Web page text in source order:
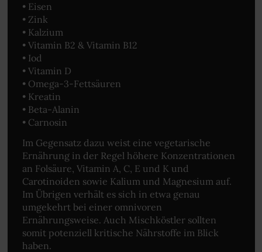
• Eisen
• Zink
• Kalzium
• Vitamin B2 & Vitamin B12
• Iod
• Vitamin D
• Omega-3-Fettsäuren
• Kreatin
• Beta-Alanin
• Carnosin
Im Gegensatz dazu weist eine vegetarische
Ernährung in der Regel höhere Konzentrationen
an Folsäure, Vitamin A, C, E und K und
Carotinoiden sowie Kalium und Magnesium auf.
Im Übrigen verhält es sich in etwa genau
umgekehrt bei einer omnivoren
Ernährungsweise. Auch Mischköstler sollten
somit potenziell kritische Nährstoffe im Blick
haben.